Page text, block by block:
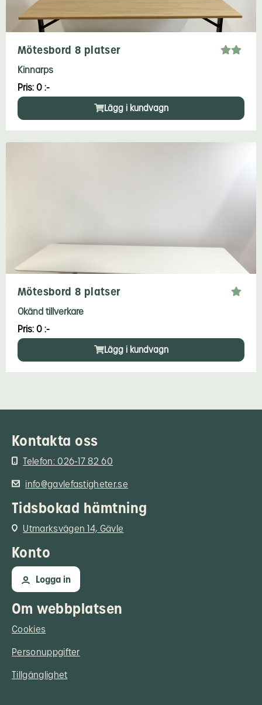
Mötesbord 8 platser
Kinnarps
Pris: 0 :-
Lägg i kundvagn
Mötesbord 8 platser
Okänd tillverkare
Pris: 0 :-
Lägg i kundvagn
Kontakta oss
Telefon: 026-17 82 60
info@gavlefastigheter.se
Tidsbokad hämtning
Utmarksvägen 14, Gävle
Konto
Logga in
Om webbplatsen
Cookies
Personuppgifter
Tillgänglighet